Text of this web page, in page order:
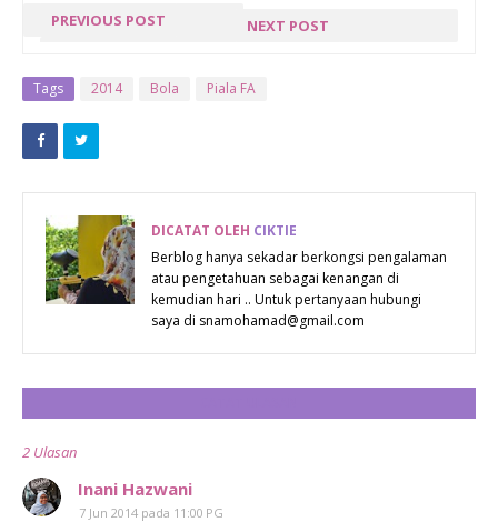
PREVIOUS POST
DI ABPBH 2013
MEMUKAU
SEMUA
ORANG
NEXT POST
HASBUNALLAH
Tags 2014 Bola Piala FA
DICATAT OLEH CIKTIE
Berblog hanya sekadar berkongsi pengalaman
atau pengetahuan sebagai kenangan di
kemudian hari .. Untuk pertanyaan hubungi
saya di snamohamad@gmail.com
2 Ulasan
Inani Hazwani
7 Jun 2014 pada 11:00 PG